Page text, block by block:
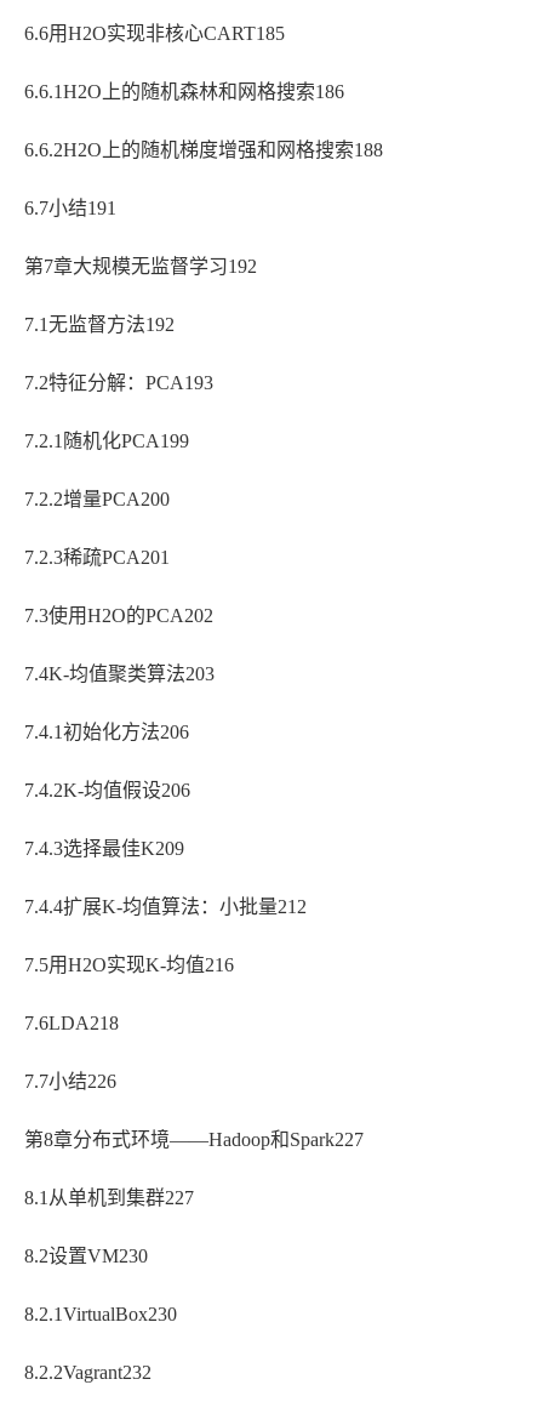
6.6用H2O实现非核心CART185
6.6.1H2O上的随机森林和网格搜索186
6.6.2H2O上的随机梯度增强和网格搜索188
6.7小结191
第7章大规模无监督学习192
7.1无监督方法192
7.2特征分解：PCA193
7.2.1随机化PCA199
7.2.2增量PCA200
7.2.3稀疏PCA201
7.3使用H2O的PCA202
7.4K-均值聚类算法203
7.4.1初始化方法206
7.4.2K-均值假设206
7.4.3选择最佳K209
7.4.4扩展K-均值算法：小批量212
7.5用H2O实现K-均值216
7.6LDA218
7.7小结226
第8章分布式环境——Hadoop和Spark227
8.1从单机到集群227
8.2设置VM230
8.2.1VirtualBox230
8.2.2Vagrant232